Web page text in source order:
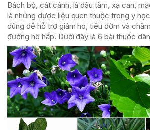
Bách bộ, cát cánh, lá dâu tằm, xạ can,
là những dược liệu quen thuộc trong y
dùng để hỗ trợ giảm ho, tiêu đờm và
đường hô hấp. Dưới đây là 6 bài thuốc